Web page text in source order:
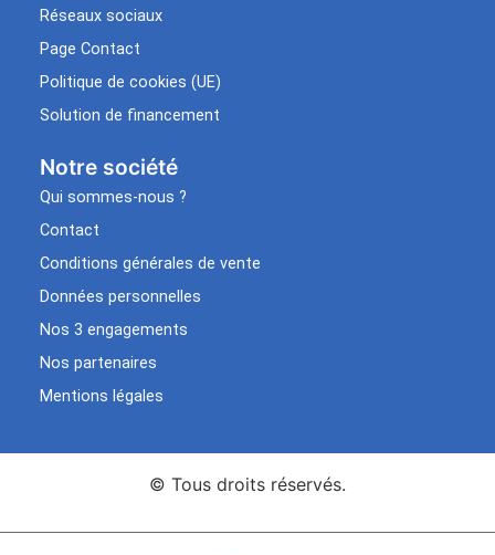
Réseaux sociaux
Page Contact
Politique de cookies (UE)
Solution de financement
Notre société
Qui sommes-nous ?
Contact
Conditions générales de vente
Données personnelles
Nos 3 engagements
Nos partenaires
Mentions légales
© Tous droits réservés.